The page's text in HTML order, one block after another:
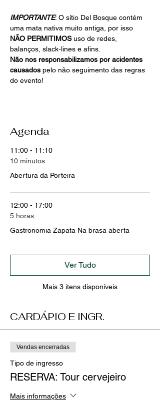
IMPORTANTE: O sítio Del Bosque contém
uma mata nativa muito antiga, por isso
NÃO PERMITIMOS uso de redes,
balanços, slack-lines e afins.
Não nos responsabilizamos por acidentes
causados pelo não seguimento das regras
do evento!
Agenda
11:00 - 11:10
10 minutos
Abertura da Porteira
12:00 - 17:00
5 horas
Gastronomia Zapata Na brasa aberta
Mais 3 itens disponíveis
Ver Tudo
CARDÁPIO E INGR.
Vendas encerradas
Tipo de ingresso
RESERVA: Tour cervejeiro
Mais informações